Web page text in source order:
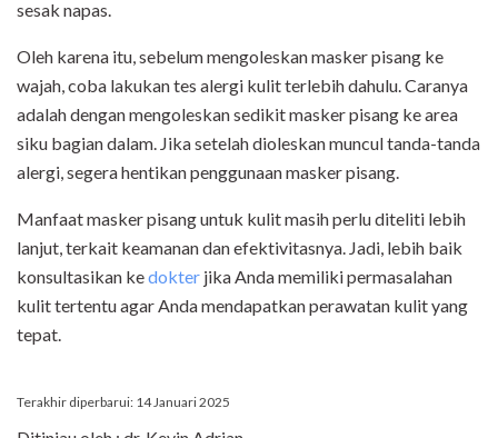
sesak napas.
Oleh karena itu, sebelum mengoleskan masker pisang ke
wajah, coba lakukan tes alergi kulit terlebih dahulu. Caranya
adalah dengan mengoleskan sedikit masker pisang ke area
siku bagian dalam. Jika setelah dioleskan muncul tanda-tanda
alergi, segera hentikan penggunaan masker pisang.
Manfaat masker pisang untuk kulit masih perlu diteliti lebih
lanjut, terkait keamanan dan efektivitasnya. Jadi, lebih baik
konsultasikan kedokter jika Anda memiliki permasalahan
kulit tertentu agar Anda mendapatkan perawatan kulit yang
tepat.
Terakhir diperbarui: 14 Januari 2025